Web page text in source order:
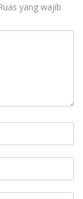
yang wajib